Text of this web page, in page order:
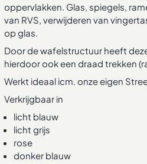
oppervlakken. Glas, spiegels,
van RVS, verwijderen van
op glas.
Door de wafelstructuur heeft
hierdoor ook een draad trekken
Werkt ideaal icm. onze eigen
Verkrijgbaar in
licht blauw
licht grijs
rose
donker blauw